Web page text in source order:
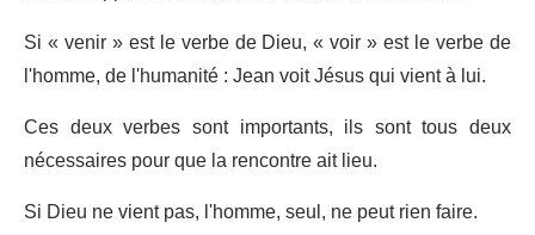
Si « venir » est le verbe de Dieu, « voir » est le verbe de
l'homme, de l'humanité : Jean voit Jésus qui vient à lui.
Ces deux verbes sont importants, ils sont tous deux
nécessaires pour que la rencontre ait lieu.
Si Dieu ne vient pas, l'homme, seul, ne peut rien faire.